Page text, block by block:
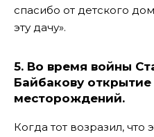
спасибо от детского
эту дачу».
5. Во время войны
Байбакову
месторождений.
Когда тот возразил,